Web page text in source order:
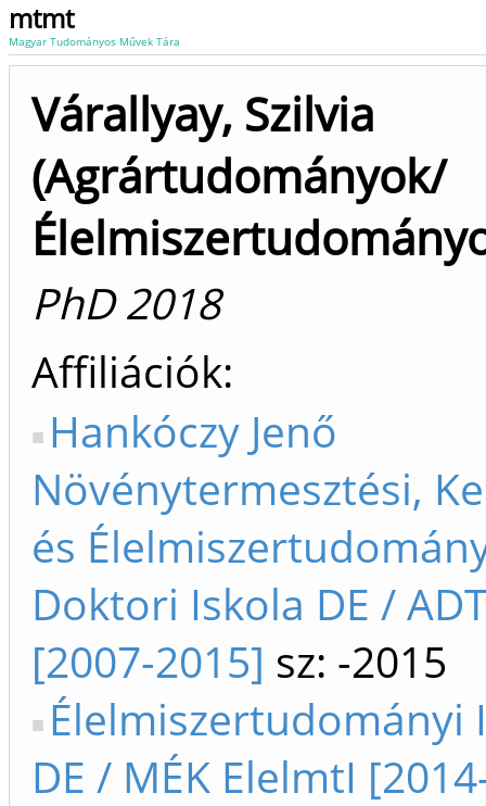
mtmt
Magyar Tudományos Művek Tára
Várallyay, Szilvia
(Agrártudományok/
PhD 2018
Affiliációk
Hankóczy Jenő
Növénytermesztési,
és
Doktori Iskola DE /
[2007-2015] sz: -2015
Élelmiszertudományi
DE / MÉK ElelmtI